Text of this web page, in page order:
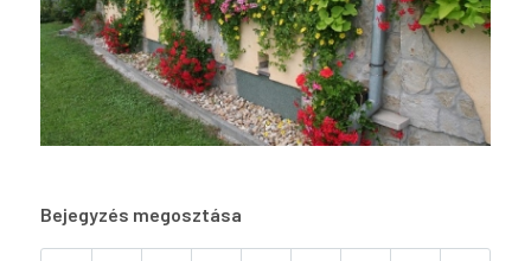
Bejegyzés megosztása